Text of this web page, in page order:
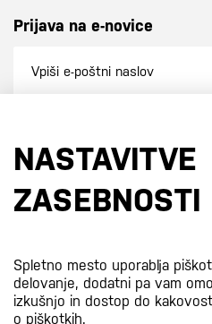
Prijava na e-novice
S prijavo na e-novice se
NASTAVITVE
ZASEBNOSTI
Spletno mesto uporablja
delovanje, dodatni pa vam
izkušnjo in dostop do
o piškotkih.